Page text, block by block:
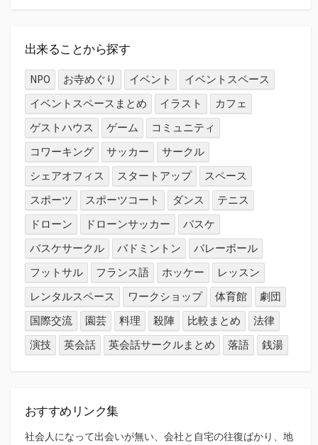
ら
す
出来ることから探す
NPO お寺めぐり イベント
イベントスペース
イベントスペースまとめ
イラスト
カフェ
ゲストハウス
ゲーム
コミュニティ
コワーキング
サッカー
サークル
シェアオフィス
スタートアップ
スペース
スポーツ
スポーツコート ダンス
テニス
ドローン
ドローンサッカー
バスケ
バスケサークル
バドミントン
バレーボール
フットサル
フランス語 ホッケー
レッスン
レンタルスペース
ワークショップ 体育館
劇団
国際交流
園芸 料理 殺陣 比較まとめ
法律
演技
英会話 英会話サークルまとめ 落語 銭湯
おすすめリンク集
社会人になって出会いが無い、会社と自宅の往復ばかり、地